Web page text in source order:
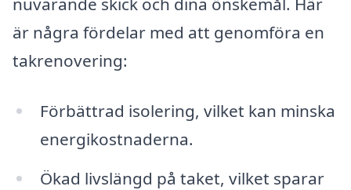
är några fördelar med att genomföra en
takrenovering:
Förbättrad isolering, vilket kan minska
energikostnaderna.
Ökad livslängd på taket, vilket sparar